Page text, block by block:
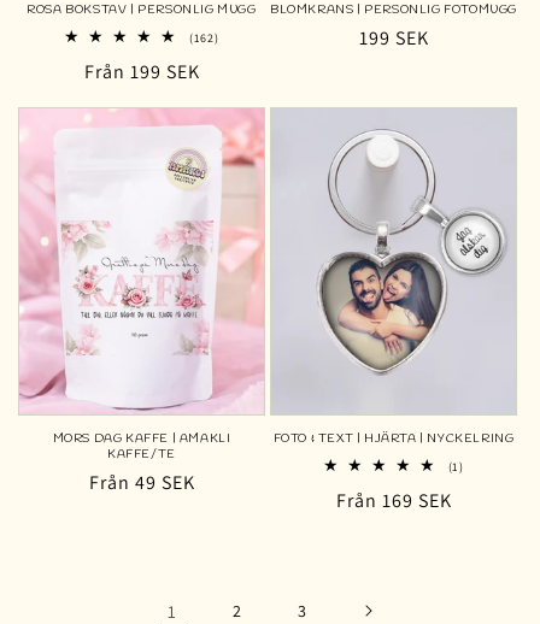
ROSA BOKSTAV | PERSONLIG MUGG
(162)162
Ordinarie
pris
Från 199 SEK
BLOMKRANS | PERSONLIG FOTOMUGG
Ordinarie
199 SEK
MORS DAG KAFFE | AMAKLI
KAFFE/TE
Ordinarie
Från 49 SEK
FOTO & TEXT | HJÄRTA | NYCKELRING
(1)1
Ordinarie
Från 169 SEK
1 2 3